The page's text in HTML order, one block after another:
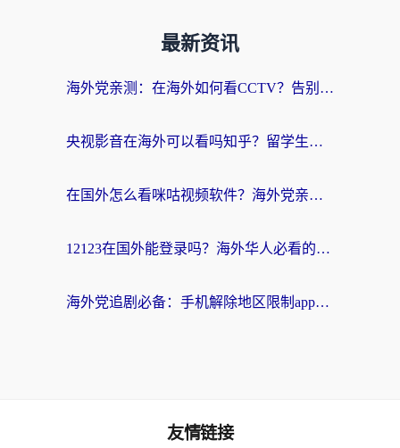
最新资讯
海外党亲测：在海外如何看CCTV？告别“仅限大陆播放”的实用指南
央视影音在海外可以看吗知乎？留学生亲测：3步解决地域限制+追剧自由
在国外怎么看咪咕视频软件？海外党亲测有效的回国加速方案
12123在国外能登录吗？海外华人必看的回国加速实用指南
海外党追剧必备：手机解除地区限制app怎么选？解决央视视频&国内剧地区限制全指南
友情链接